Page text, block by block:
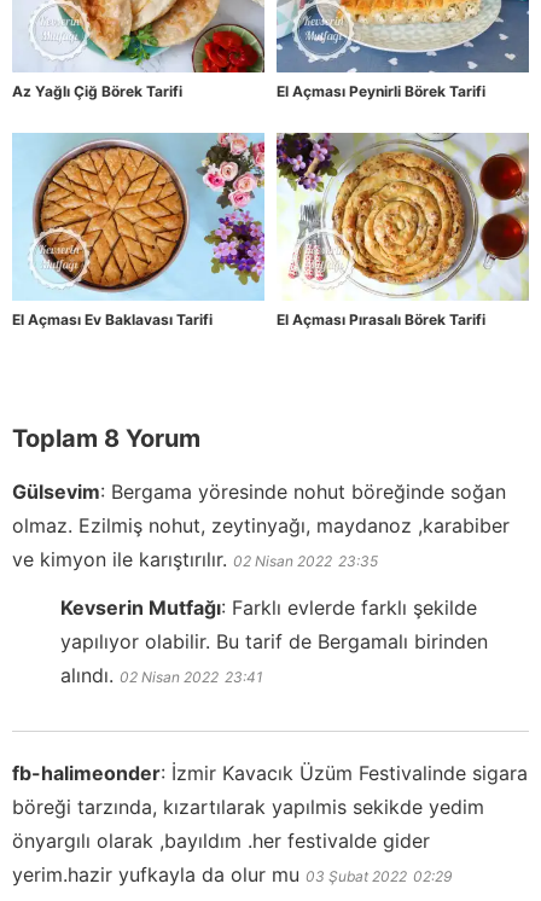
Az Yağlı Çiğ Börek Tarifi El Açması Peynirli Börek Tarifi
El Açması Ev Baklavası Tarifi El Açması Pırasalı Börek Tarifi
Toplam 8 Yorum
Gülsevim: Bergama yöresinde nohut böreğinde soğan
olmaz. Ezilmiş nohut, zeytinyağı, maydanoz ,karabiber
ve kimyon ile karıştırılır. 02 Nisan 2022 23:35
Kevserin Mutfağı: Farklı evlerde farklı şekilde
yapılıyor olabilir. Bu tarif de Bergamalı birinden
alındı. 02 Nisan 2022 23:41
fb-halimeonder: İzmir Kavacık Üzüm Festivalinde sigara
böreği tarzında, kızartılarak yapılmis sekikde yedim
önyargılı olarak ,bayıldım .her festivalde gider
yerim.hazir yufkayla da olur mu 03 Şubat 2022 02:29